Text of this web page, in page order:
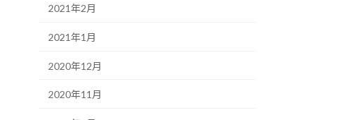
2021年2月
2021年1月
2020年12月
2020年11月